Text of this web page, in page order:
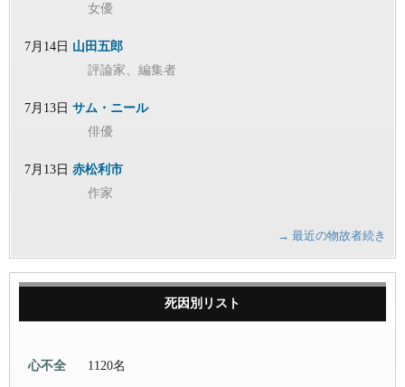
女優
7月14日 山田五郎
評論家、編集者
7月13日 サム・ニール
俳優
7月13日 赤松利市
作家
→ 最近の物故者続き
死因別リスト
心不全 1120名